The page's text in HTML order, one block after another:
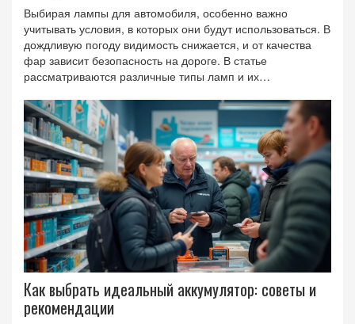
Выбирая лампы для автомобиля, особенно важно
учитывать условия, в которых они будут использоваться. В
дождливую погоду видимость снижается, и от качества
фар зависит безопасность на дороге. В статье
рассматриваются различные типы ламп и их
полезные советы по улучшению освещения.
Как выбрать идеальный аккумулятор: советы и
рекомендации